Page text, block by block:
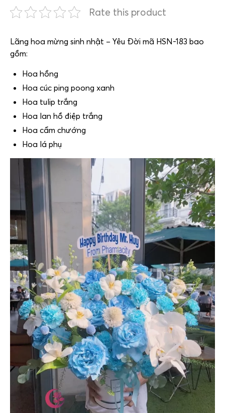
Rate this product
Lãng hoa mừng sinh nhật – Yêu Đời mã HSN-183 bao
gồm:
Hoa hồng
Hoa cúc ping poong xanh
Hoa tulip trắng
Hoa lan hồ điệp trắng
Hoa cẩm chướng
Hoa lá phụ